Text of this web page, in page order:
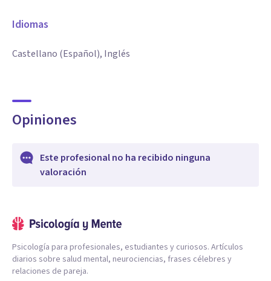
Idiomas
Castellano (Español), Inglés
Opiniones
Este profesional no ha recibido ninguna
valoración
Psicología para profesionales, estudiantes y curiosos. Artículos
diarios sobre salud mental, neurociencias, frases célebres y
relaciones de pareja.